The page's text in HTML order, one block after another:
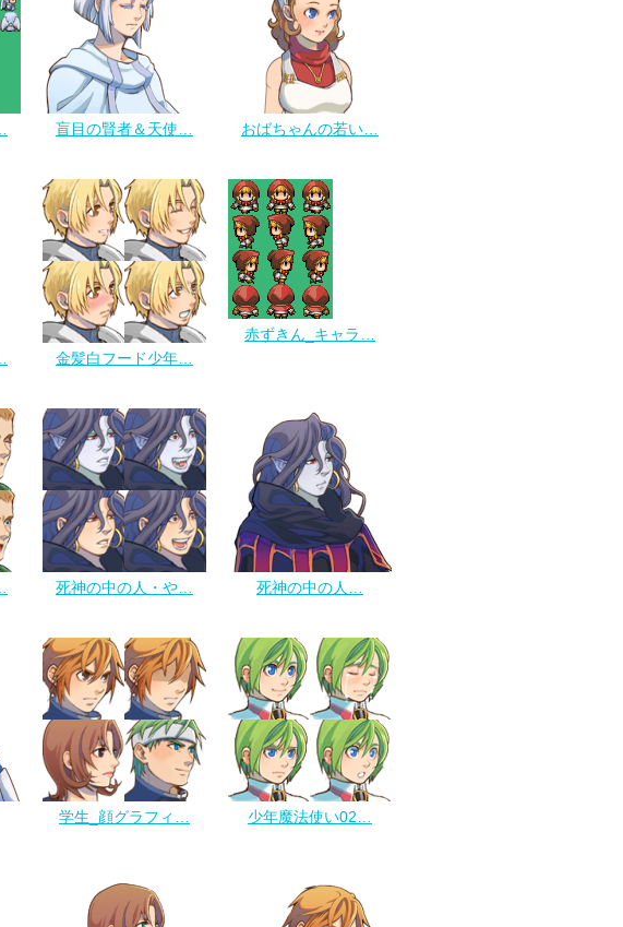
盲目の賢者＆天使… おばちゃんの若い…
金髪白フード少年…
赤ずきん_キャラ…
死神の中の人・や… 死神の中の人…
学生_顔グラフィ… 少年魔法使い02…